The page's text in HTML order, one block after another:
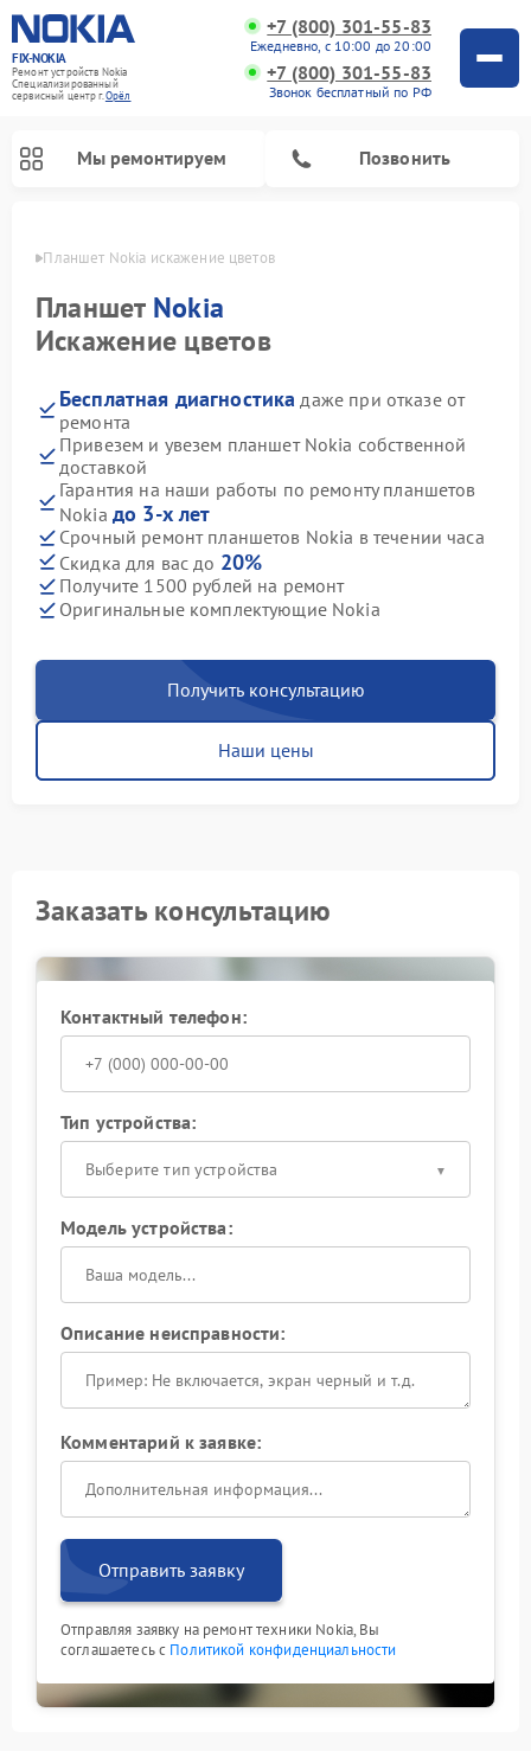
FIX-NOKIA
Ремонт устройств Nokia
Специализированный
cервисный центр г.Орёл
+7 (800) 301-55-83
Ежедневно, с 10:00 до 20:00
+7 (800) 301-55-83
Звонок бесплатный по РФ
Мы ремонтируем Позвонить
Планшет Nokia искажение цветов
Планшет Nokia
Искажение цветов
Бесплатная диагностика даже при отказе от
ремонта
Привезем и увезем планшет Nokia собственной
доставкой
Гарантия на наши работы по ремонту планшетов
Nokia до 3-х лет
Срочный ремонт планшетов Nokia в течении часа
Скидка для вас до 20%
Получите 1500 рублей на ремонт
Оригинальные комплектующие Nokia
Получить консультацию
Наши цены
Заказать консультацию
Контактный телефон:
Тип устройства:
Выберите тип устройства
Модель устройства:
Описание неисправности:
Комментарий к заявке:
Отправить заявку
Отправляя заявку на ремонт техники Nokia, Вы
соглашаетесь с Политикой конфиденциальности